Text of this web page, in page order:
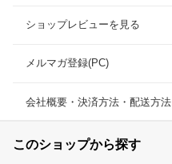
ショップレビューを見る
メルマガ登録(PC)
会社概要・決済方法・配送方法
このショップから探す